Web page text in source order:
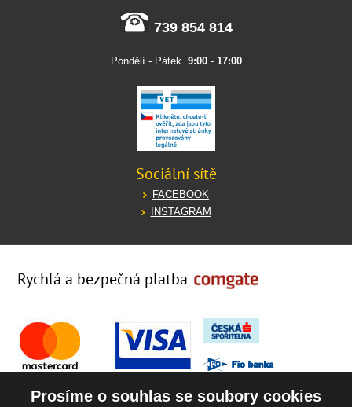
739 854 814
Pondělí - Pátek 9:00- 17:00
Sociální sítě
FACEBOOK
INSTAGRAM
Rychlá a bezpečná platba
Prosíme o souhlas se soubory cookies